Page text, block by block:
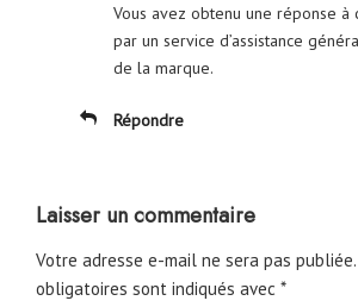
Vous avez obtenu une réponse à
par un service d’assistance
de la marque.
Répondre
Laisser un commentaire
Votre adresse e-mail ne sera pas publiée.
obligatoires sont indiqués avec *